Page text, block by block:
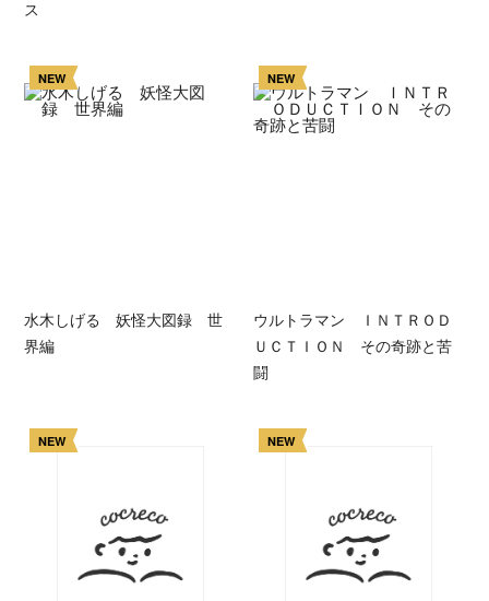
ス
NEW
水木しげる 妖怪大図録 世
界編
NEW
ウルトラマン ＩＮＴＲＯＤ
ＵＣＴＩＯＮ その奇跡と苦
闘
NEW NEW